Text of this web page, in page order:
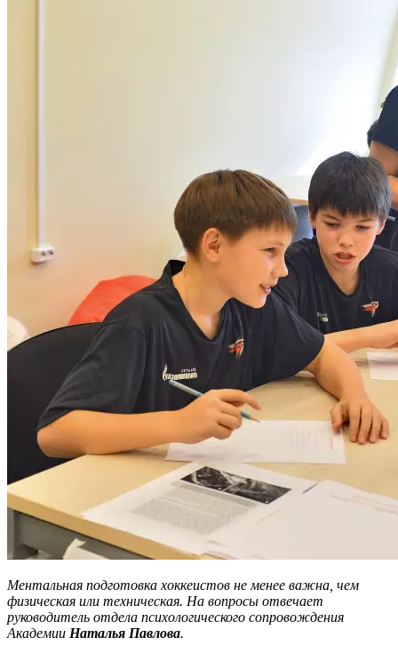
Ментальная подготовка хоккеистов не менее важна, чем
физическая или техническая. На вопросы отвечает
руководитель отдела психологического сопровождения
Академии Наталья Павлова.